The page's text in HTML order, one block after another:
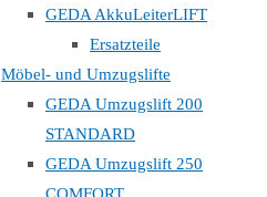
GEDA AkkuLeiterLIFT
Ersatzteile
Möbel- und Umzugslifte
GEDA Umzugslift 200
STANDARD
GEDA Umzugslift 250